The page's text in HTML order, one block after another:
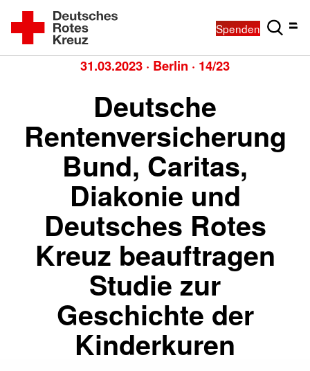
Spenden
31.03.2023 · Berlin · 14/23
Deutsche
Rentenversicherung
Bund, Caritas,
Diakonie und
Deutsches Rotes
Kreuz beauftragen
Studie zur
Geschichte der
Kinderkuren